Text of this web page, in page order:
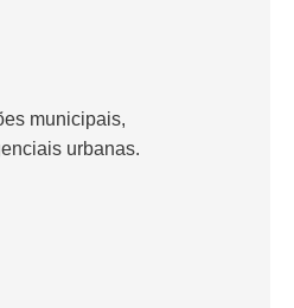
municipais,
urbanas.